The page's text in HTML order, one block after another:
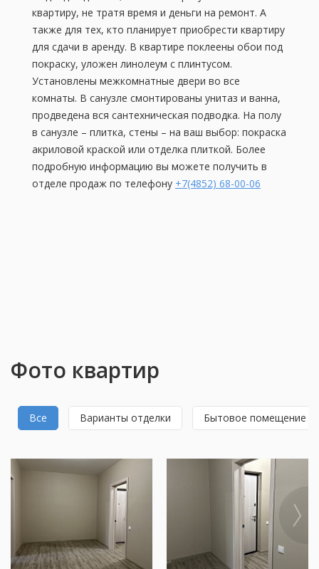
квартиру, не тратя время и деньги на ремонт. А
также для тех, кто планирует приобрести квартиру
для сдачи в аренду. В квартире поклеены обои под
покраску, уложен линолеум с плинтусом.
Установлены межкомнатные двери во все
комнаты. В санузле смонтированы унитаз и ванна,
продведена вся сантехническая подводка. На полу
в санузле – плитка, стены – на ваш выбор: покраска
акриловой краской или отделка плиткой. Более
подробную информацию вы можете получить в
отделе продаж по телефону +7(4852) 68-00-06
Фото квартир
Все Варианты отделки Бытовое помещение